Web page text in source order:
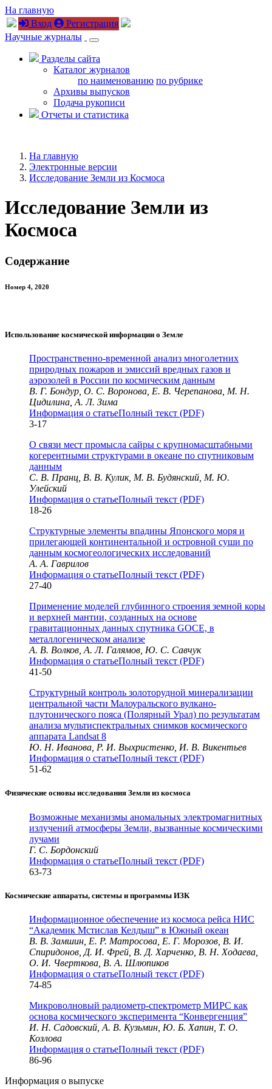
На главную
Вход
Регистрация
Научные журналы
Разделы сайта
Каталог журналов
по наименованию по рубрике
Архивы выпусков
Подача рукописи
Отчеты и статистика
На главную
Электронные версии
Исследование Земли из Космоса
Исследование Земли из
Космоса
Содержание
Номер 4, 2020
Использование космической информации о Земле
Пространственно-временной анализ многолетних
природных пожаров и эмиссий вредных газов и
аэрозолей в России по космическим данным
В. Г. Бондур, О. С. Воронова, Е. В. Черепанова, М. Н.
Цидилина, А. Л. Зима
Информация о статьеПолный текст (PDF)
3-17
О связи мест промысла сайры с крупномасштабными
когерентными структурами в океане по спутниковым
данным
С. В. Пранц, В. В. Кулик, М. В. Будянский, М. Ю.
Улейский
Информация о статьеПолный текст (PDF)
18-26
Структурные элементы впадины Японского моря и
прилегающей континентальной и островной суши по
данным космогеологических исследований
А. А. Гаврилов
Информация о статьеПолный текст (PDF)
27-40
Применение моделей глубинного строения земной коры
и верхней мантии, созданных на основе
гравитационных данных спутника GOCE, в
металлогеническом анализе
А. В. Волков, А. Л. Галямов, Ю. С. Савчук
Информация о статьеПолный текст (PDF)
41-50
Структурный контроль золоторудной минерализации
центральной части Малоуральского вулкано-
плутонического пояса (Полярный Урал) по результатам
анализа мультиспектральных снимков космического
аппарата Landsat 8
Ю. Н. Иванова, Р. И. Выхристенко, И. В. Викентьев
Информация о статьеПолный текст (PDF)
51-62
Физические основы исследования Земли из космоса
Возможные механизмы аномальных электромагнитных
излучений атмосферы Земли, вызванные космическими
лучами
Г. С. Бордонский
Информация о статьеПолный текст (PDF)
63-73
Космические аппараты, системы и программы ИЗК
Информационное обеспечение из космоса рейса НИС
“Академик Мстислав Келдыш” в Южный океан
В. В. Замшин, Е. Р. Матросова, Е. Г. Морозов, В. И.
Спиридонов, Д. И. Фрей, В. Д. Харченко, В. Н. Ходаева,
О. И. Чверткова, В. А. Шлюпиков
Информация о статьеПолный текст (PDF)
74-85
Микроволновый радиометр-спектрометр МИРС как
основа космического эксперимента “Конвергенция”
И. Н. Садовский, А. В. Кузьмин, Ю. Б. Хапин, Т. О.
Козлова
Информация о статьеПолный текст (PDF)
86-96
Информация о выпуске